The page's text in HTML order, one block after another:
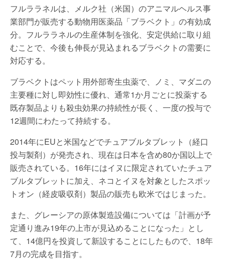
フルララネルは、メルク社（米国）のアニマルヘルス事
業部門が販売する動物用医薬品「ブラベクト」の有効成
分。フルララネルの生産体制を強化、安定供給に取り組
むことで、今後も伸長が見込まれるブラベクトの需要に
対応する。
ブラベクトはペット用外部寄生虫薬で、ノミ、マダニの
主要種に対し即効性に優れ、通常1か月ごとに投薬する
既存製品よりも殺虫効果の持続性が長く、一度の投与で
12週間にわたって持続する。
2014年にEUと米国などでチュアブルタブレット（経口
投与製剤）が発売され、現在は日本を含め80か国以上で
販売されている。16年にはイヌに限定されていたチュア
ブルタブレットに加え、ネコとイヌを対象としたスポッ
トオン（経皮吸収剤）製品の販売も欧米ではじまった。
また、グレーシアの原体製造設備については「計画が予
定通り進み19年の上市が見込めることになった」とし
て、14億円を投資して新設することにしたもので、18年
7月の完成を目指す。